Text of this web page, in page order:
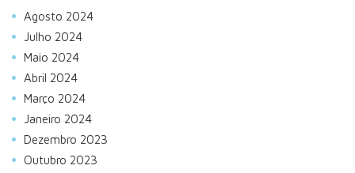
Agosto 2024
Julho 2024
Maio 2024
Abril 2024
Março 2024
Janeiro 2024
Dezembro 2023
Outubro 2023